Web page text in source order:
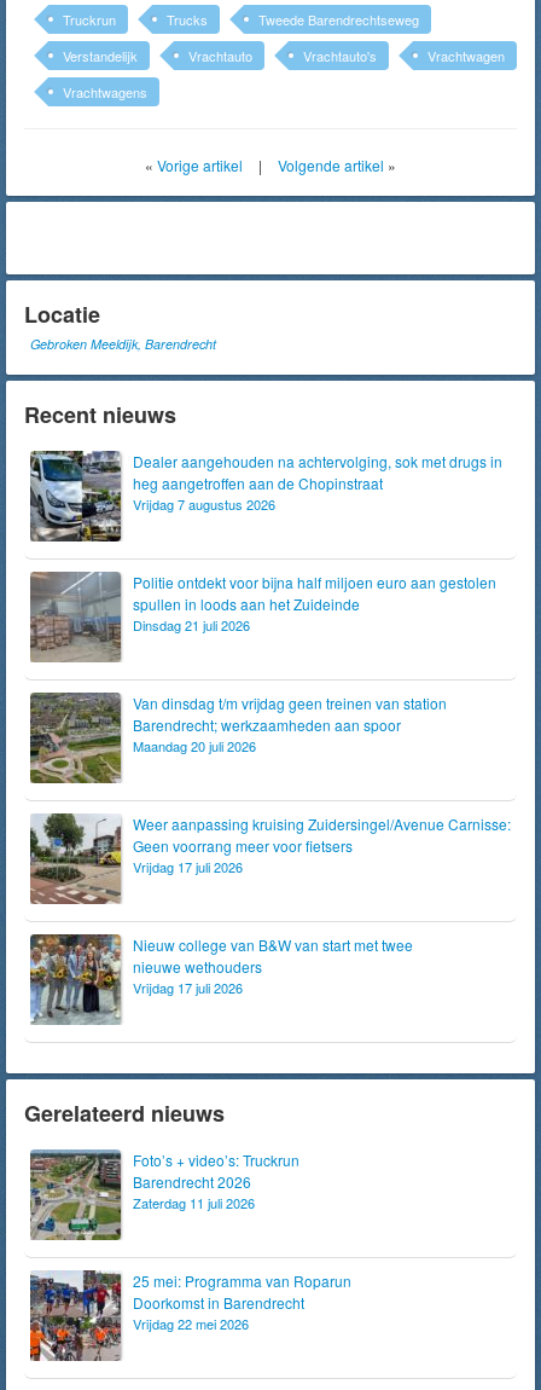
Truckrun Trucks
Tweede Barendrechtseweg
Verstandelijk
Vrachtauto Vrachtauto's
Vrachtwagen
Vrachtwagens
« Vorige artikel | Volgende artikel »
Locatie
Gebroken Meeldijk, Barendrecht
Recent nieuws
Dealer aangehouden na achtervolging, sok met drugs in
heg aangetroffen aan de Chopinstraat
Vrijdag 7 augustus 2026
Politie ontdekt voor bijna half miljoen euro aan gestolen
spullen in loods aan het Zuideinde
Dinsdag 21 juli 2026
Van dinsdag t/m vrijdag geen treinen van station
Barendrecht; werkzaamheden aan spoor
Maandag 20 juli 2026
Weer aanpassing kruising Zuidersingel/Avenue Carnisse:
Geen voorrang meer voor fietsers
Vrijdag 17 juli 2026
Nieuw college van B&W van start met twee
nieuwe wethouders
Vrijdag 17 juli 2026
Gerelateerd nieuws
Foto’s + video’s: Truckrun
Barendrecht 2026
Zaterdag 11 juli 2026
25 mei: Programma van Roparun
Doorkomst in Barendrecht
Vrijdag 22 mei 2026